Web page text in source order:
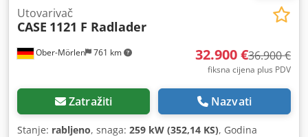
Ober-Mörlen 761 km
Utovarivač
CASE 1121 F Radlader
32.900 €36.900 €
fiksna cijena plus PDV
Zatražiti Nazvati
Stanje: rabljeno, snaga: 259 kW (352,14 KS), Godina